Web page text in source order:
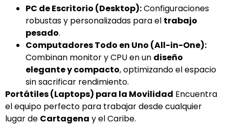
PC de Escritorio (Desktop):Configuraciones
robustas y personalizadas para el trabajo
pesado.
Computadores Todo en Uno (All-in-One):
Combinan monitor y CPU en un diseño
elegante y compacto, optimizando el espacio
sin sacrificar rendimiento.
Portátiles (Laptops) para la Movilidad Encuentra
el equipo perfecto para trabajar desde cualquier
lugar de Cartagena y el Caribe.